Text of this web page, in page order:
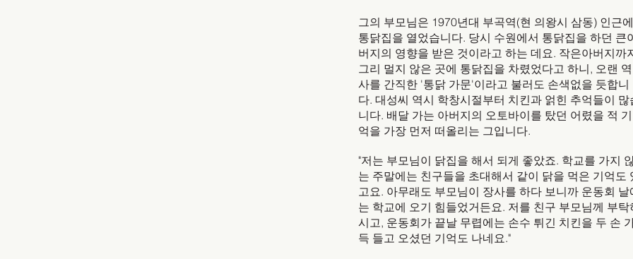
그의 부모님은 1970년대 부곡역(현 의왕시 삼동) 인근에
통닭집을 열었습니다. 당시 수원에서 통닭집을 하던 큰
버지의 영향을 받은 것이라고 하는 데요. 작은아버지까
그리 멀지 않은 곳에 통닭집을 차렸었다고 하니, 오랜 역
사를 간직한 '통닭 가문'이라고 불러도 손색없을 듯합니
다. 대성씨 역시 학창시절부터 치킨과 얽힌 추억들이 많
니다. 배달 가는 아버지의 오토바이를 탔던 어렸을 적 기
억을 가장 먼저 떠올리는 그입니다.
"저는 부모님이 닭집을 해서 되게 좋았죠. 학교를 가지
는 주말에는 친구들을 초대해서 같이 닭을 먹은 기억도
고요. 아무래도 부모님이 장사를 하다 보니까 운동회 날
는 학교에 오기 힘들었거든요. 저를 친구 부모님께 부탁
시고, 운동회가 끝날 무렵에는 손수 튀긴 치킨을 두 손
득 들고 오셨던 기억도 나네요."